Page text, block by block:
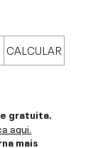
CALCULAR
gratuita.
aqui.
mais